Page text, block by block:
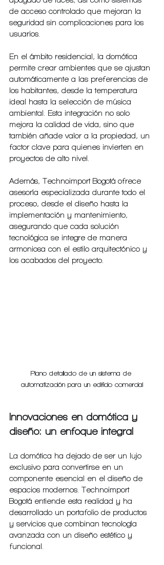
de acceso controlado que mejoran la
seguridad sin complicaciones para los
usuarios.
En el ámbito residencial, la domótica
permite crear ambientes que se ajustan
automáticamente a las preferencias de
los habitantes, desde la temperatura
ideal hasta la selección de música
ambiental. Esta integración no solo
mejora la calidad de vida, sino que
también añade valor a la propiedad, un
factor clave para quienes invierten en
proyectos de alto nivel.
Además, Technoimport Bogotá ofrece
asesoría especializada durante todo el
proceso, desde el diseño hasta la
implementación y mantenimiento,
asegurando que cada solución
tecnológica se integre de manera
armoniosa con el estilo arquitectónico y
los acabados del proyecto.
Plano detallado de un sistema de
automatización para un edificio comercial
Innovaciones en domótica y
diseño: un enfoque integral
La domótica ha dejado de ser un lujo
exclusivo para convertirse en un
componente esencial en el diseño de
espacios modernos. Technoimport
Bogotá entiende esta realidad y ha
desarrollado un portafolio de productos
y servicios que combinan tecnología
avanzada con un diseño estético y
funcional.